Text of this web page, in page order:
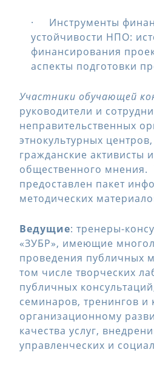
· Инструменты
устойчивости НПО:
финансирования
аспекты подготовки
Участники обучающей
руководители и
неправительственных
этнокультурных
гражданские активисты
общественного мнения.
предоставлен пакет
методических
Ведущие: тренеры-
«ЗУБР», имеющие
проведения публичных
том числе творческих
публичных
семинаров, тренингов и
организационному
качества услуг,
управленческих и